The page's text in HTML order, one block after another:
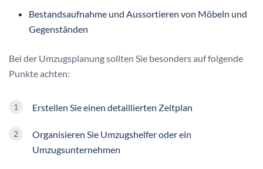
Bestandsaufnahme und Aussortieren von Möbeln und
Gegenständen
Bei der Umzugsplanung sollten Sie besonders auf folgende
Punkte achten:
Erstellen Sie einen detaillierten Zeitplan
Organisieren Sie Umzugshelfer oder ein
Umzugsunternehmen